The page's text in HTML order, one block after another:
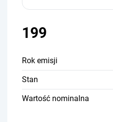
199
Rok emisji
Stan
Wartość nominalna